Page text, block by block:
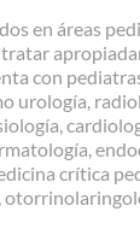
en áreas
con
urología,
crítica